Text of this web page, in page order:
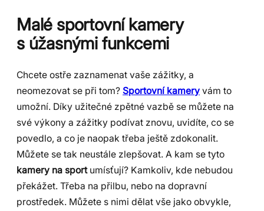
Malé sportovní kamery
s úžasnými funkcemi
Chcete ostře zaznamenat vaše zážitky, a
neomezovat se při tom? Sportovní kamery vám to
umožní. Díky užitečné zpětné vazbě se můžete na
své výkony a zážitky podívat znovu, uvidíte, co se
povedlo, a co je naopak třeba ještě zdokonalit.
Můžete se tak neustále zlepšovat. A kam se tyto
kamery na sportumísťují? Kamkoliv, kde nebudou
překážet. Třeba na přilbu, nebo na dopravní
prostředek. Můžete s nimi dělat vše jako obvykle,